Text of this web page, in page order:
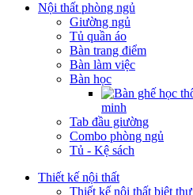
Nội thất phòng ngủ
Giường ngủ
Tủ quần áo
Bàn trang điểm
Bàn làm việc
Bàn học
minh
Tab đầu giường
Combo phòng ngủ
Tủ - Kệ sách
Thiết kế nội thất
Thiết kế nội thất biệt thự